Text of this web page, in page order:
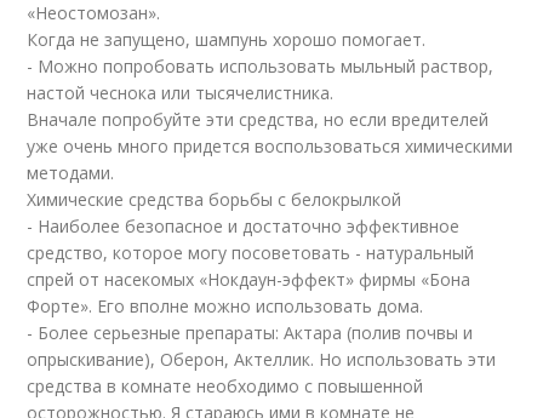
«Неостомозан».
Когда не запущено, шампунь хорошо помогает.
- Можно попробовать использовать мыльный раствор,
настой чеснока или тысячелистника.
Вначале попробуйте эти средства, но если вредителей
уже очень много придется воспользоваться химическими
методами.
Химические средства борьбы с белокрылкой
- Наиболее безопасное и достаточно эффективное
средство, которое могу посоветовать - натуральный
спрей от насекомых «Нокдаун-эффект» фирмы «Бона
Форте». Его вполне можно использовать дома.
- Более серьезные препараты: Актара (полив почвы и
опрыскивание), Оберон, Актеллик. Но использовать эти
средства в комнате необходимо с повышенной
осторожностью. Я стараюсь ими в комнате не